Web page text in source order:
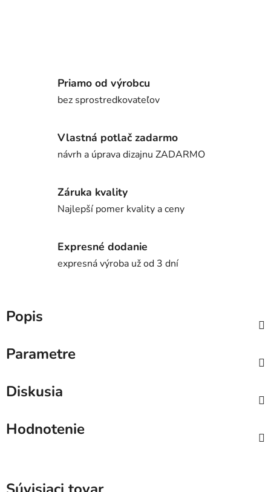
Priamo od výrobcu
bez sprostredkovateľov
Vlastná potlač zadarmo
návrh a úprava dizajnu ZADARMO
Záruka kvality
Najlepší pomer kvality a ceny
Expresné dodanie
expresná výroba už od 3 dní
Popis
Parametre
Diskusia
Hodnotenie